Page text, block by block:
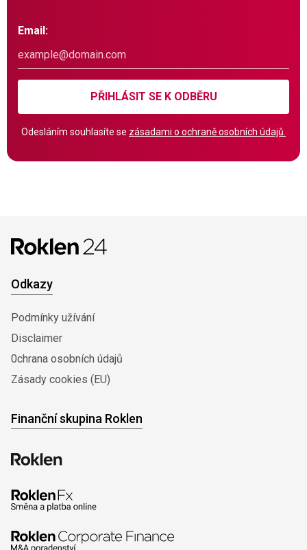
Email:
PŘIHLÁSIT SE K ODBĚRU
Odesláním souhlasíte se zásadami o ochraně osobních údajů.
Odkazy
Podmínky užívání
Disclaimer
0chrana osobních údajů
Zásady cookies (EU)
Finanční skupina Roklen